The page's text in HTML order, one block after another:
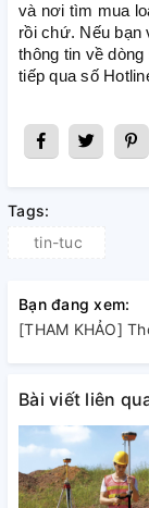
và nơi tìm mua
rồi chứ. Nếu bạn
thông tin về
tiếp qua số
Tags:
tin-tuc
Bạn đang xem:
[THAM KHẢO]
Bài viết liên